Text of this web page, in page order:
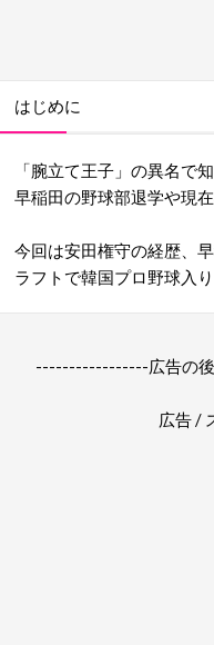
はじめに
「腕立て王子」の異名で
早稲田の野球部退学や現
今回は安田権守の経歴、
ラフトで韓国プロ野球入
-----------------広告の
広告 /